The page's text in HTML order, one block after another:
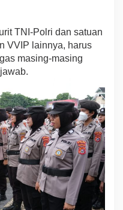
TNI-Polri dan satuan
VVIP lainnya, harus
masing-masing